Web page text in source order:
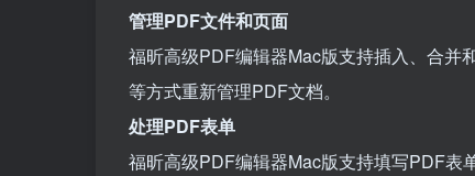
管理PDF文件和页面
福昕高级PDF编辑器Mac版支持插入、合并
等方式重新管理PDF文档。
处理PDF表单
福昕高级PDF编辑器Mac版支持填写PDF表